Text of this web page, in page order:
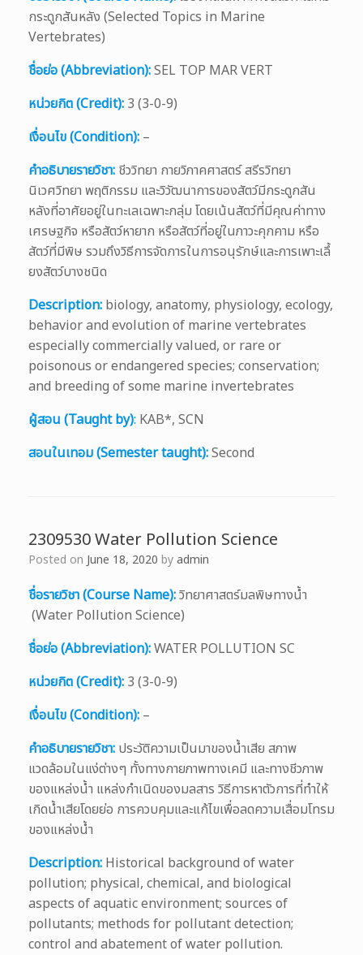
กระดูกสันหลัง (Selected Topics in Marine
Vertebrates)
ชื่อย่อ (Abbreviation):SEL TOP MAR VERT
หน่วยกิต (Credit): 3 (3-0-9)
เงื่อนไข (Condition): –
คำอธิบายรายวิชา: ชีววิทยา กายวิภาคศาสตร์ สรีรวิทยา
นิเวศวิทยา พฤติกรรม และวิวัฒนาการของสัตว์มีกระดูกสัน
หลังที่อาศัยอยู่ในทะเลเฉพาะกลุ่ม โดยเน้นสัตว์ที่มีคุณค่าทาง
เศรษฐกิจ หรือสัตว์หายาก หรือสัตว์ที่อยู่ในภาวะคุกคาม หรือ
สัตว์ที่มีพิษ รวมถึงวิธีการจัดการในการอนุรักษ์และการเพาะเลึ้
ยงสัตว์บางชนิด
Description: biology, anatomy, physiology, ecology,
behavior and evolution of marine vertebrates
especially commercially valued, or rare or
poisonous or endangered species; conservation;
and breeding of some marine invertebrates
ผู้สอน (Taught by): KAB*, SCN
สอนในเทอม (Semester taught):Second
2309530 Water Pollution Science
Posted on June 18, 2020 byadmin
ชื่อรายวิชา (Course Name):วิทยาศาสตร์มลพิษทางน้ำ
(Water Pollution Science)
ชื่อย่อ (Abbreviation):WATER POLLUTION SC
หน่วยกิต (Credit): 3 (3-0-9)
เงื่อนไข (Condition): –
คำอธิบายรายวิชา: ประวัติความเป็นมาของน้ำเสีย สภาพ
แวดล้อมในแง่ต่างๆ ทั้งทางกายภาพทางเคมี และทางชีวภาพ
ของแหล่งน้ำ แหล่งกำเนิดของมลสาร วิธีการหาตัวการที่ทำให้
เกิดน้ำเสียโดยย่อ การควบคุมและแก้ไขเพื่อลดความเสื่อมโทรม
ของแหล่งน้ำ
Description: Historical background of water
pollution; physical, chemical, and biological
aspects of aquatic environment; sources of
pollutants; methods for pollutant detection;
control and abatement of water pollution.